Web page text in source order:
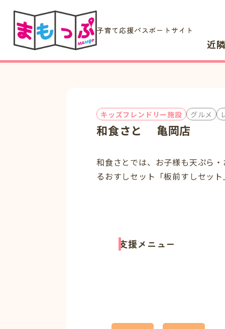
子育て応援パスポートサイト
近
キッズフレンドリー施設 グルメ
和食さと 亀岡店
和食さとでは、お子様も天ぷら
るおすしセット「板前すしセッ
支援メニュー